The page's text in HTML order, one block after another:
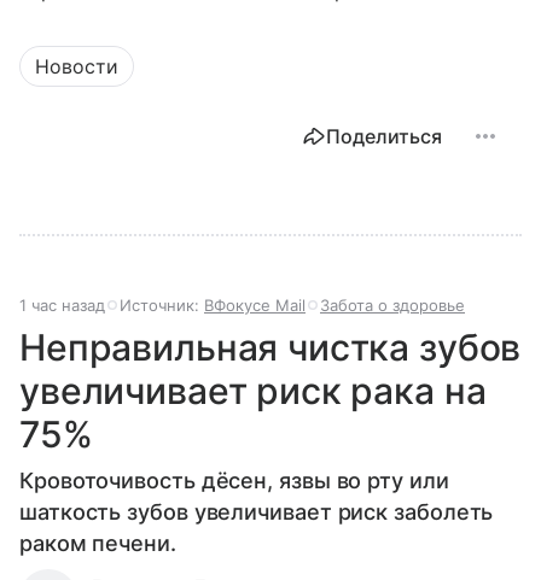
Новости
Поделиться
1 час назад Источник: ВФокусе Mail Забота о здоровье
Неправильная чистка зубов
увеличивает риск рака на
75%
Кровоточивость дёсен, язвы во рту или
шаткость зубов увеличивает риск заболеть
раком печени.